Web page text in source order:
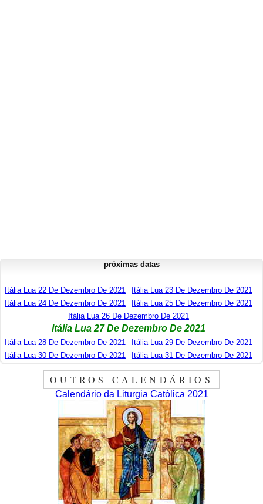
próximas datas
Itália Lua 22 De Dezembro De 2021
Itália Lua 23 De Dezembro De 2021
Itália Lua 24 De Dezembro De 2021
Itália Lua 25 De Dezembro De 2021
Itália Lua 26 De Dezembro De 2021
Itália Lua 27 De Dezembro De 2021
Itália Lua 28 De Dezembro De 2021
Itália Lua 29 De Dezembro De 2021
Itália Lua 30 De Dezembro De 2021
Itália Lua 31 De Dezembro De 2021
OUTROS CALENDÁRIOS
Calendário da Liturgia Católica 2021